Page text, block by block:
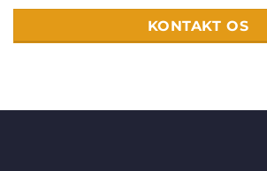
KONTAKT OS